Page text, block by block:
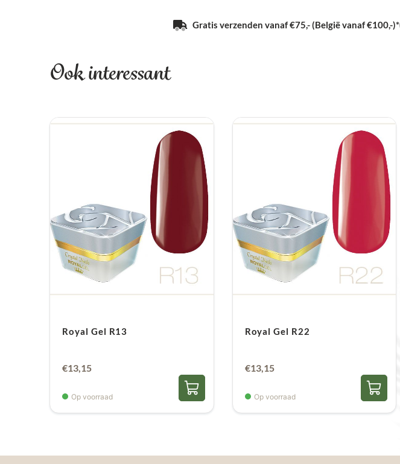
Gratis verzenden vanaf €75,- (België vanaf €100,-)*
Ook interessant
Royal Gel R13
€13,15
Op voorraad
Royal Gel R22
€13,15
Op voorraad